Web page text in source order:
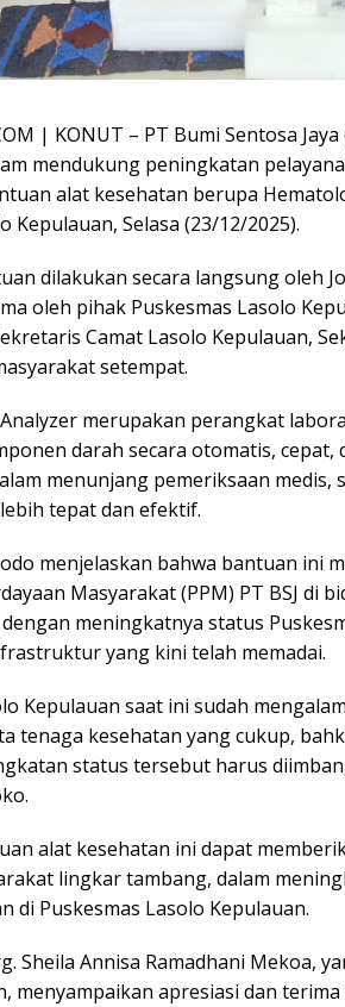
| KONUT – PT Bumi Sentosa
mendukung peningkatan
alat kesehatan berupa
Kepulauan, Selasa (23/12/2025).
dilakukan secara langsung oleh
oleh pihak Puskesmas Lasolo
Camat Lasolo Kepulauan,
setempat.
merupakan perangkat
darah secara otomatis, cepat,
menunjang pemeriksaan medis,
tepat dan efektif.
menjelaskan bahwa bantuan ini
Masyarakat (PPM) PT BSJ di
meningkatnya status
yang kini telah memadai.
Kepulauan saat ini sudah
tenaga kesehatan yang cukup,
status tersebut harus
alat kesehatan ini dapat
lingkar tambang, dalam
di Puskesmas Lasolo Kepulauan.
Sheila Annisa Ramadhani Mekoa,
menyampaikan apresiasi dan